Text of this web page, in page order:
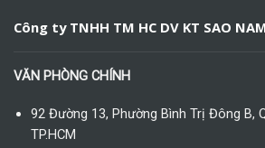
Công ty TNHH TM HC DV KT SAO
VĂN PHÒNG CHÍNH
92 Đường 13, Phường Bình Trị Đông B,
TP.HCM